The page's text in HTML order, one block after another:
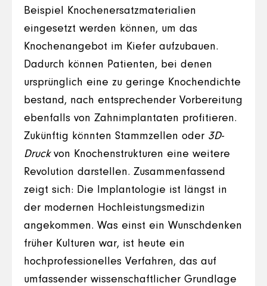
Beispiel Knochenersatzmaterialien
eingesetzt werden können, um das
Knochenangebot im Kiefer aufzubauen.
Dadurch können Patienten, bei denen
ursprünglich eine zu geringe Knochendichte
bestand, nach entsprechender Vorbereitung
ebenfalls von Zahnimplantaten profitieren.
Zukünftig könnten Stammzellen oder 3D-
Druckvon Knochenstrukturen eine weitere
Revolution darstellen. Zusammenfassend
zeigt sich: Die Implantologie ist längst in
der modernen Hochleistungsmedizin
angekommen. Was einst ein Wunschdenken
früher Kulturen war, ist heute ein
hochprofessionelles Verfahren, das auf
umfassender wissenschaftlicher Grundlage